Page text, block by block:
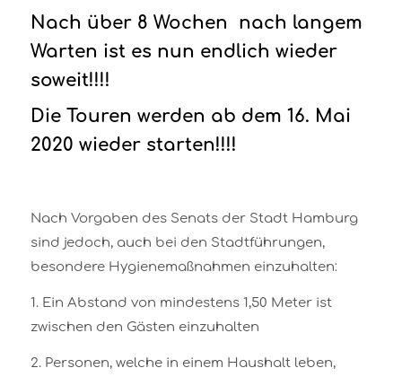
Nach über 8 Wochen nach langem
Warten ist es nun endlich wieder
soweit!!!!
Die Touren werden ab dem 16. Mai
2020 wieder starten!!!!
Nach Vorgaben des Senats der Stadt Hamburg
sind jedoch, auch bei den Stadtführungen,
besondere Hygienemaßnahmen einzuhalten:
1. Ein Abstand von mindestens 1,50 Meter ist
zwischen den Gästen einzuhalten
2. Personen, welche in einem Haushalt leben,